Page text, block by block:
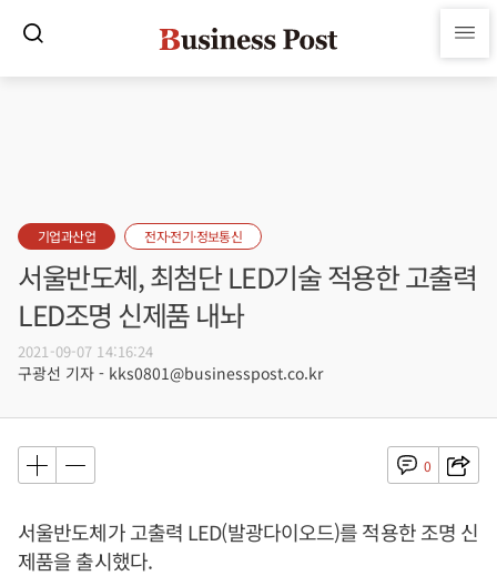
기업과산업 전자·전기·정보통신
서울반도체, 최첨단 LED기술 적용한 고출력
LED조명 신제품 내놔
2021-09-07 14:16:24
구광선 기자 - kks0801@businesspost.co.kr
0
서울반도체가 고출력 LED(발광다이오드)를 적용한 조명 신
제품을 출시했다.